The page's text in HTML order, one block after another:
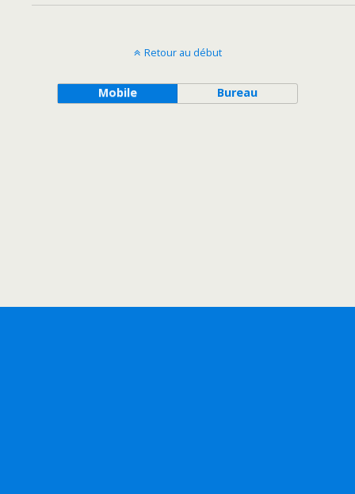
Retour au début
Mobile Bureau